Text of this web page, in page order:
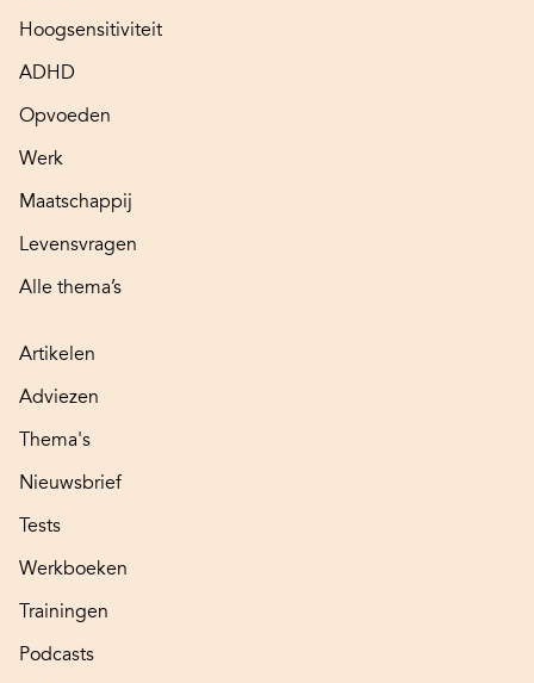
Hoogsensitiviteit
ADHD
Opvoeden
Werk
Maatschappij
Levensvragen
Alle thema’s
Artikelen
Adviezen
Thema's
Nieuwsbrief
Tests
Werkboeken
Trainingen
Podcasts